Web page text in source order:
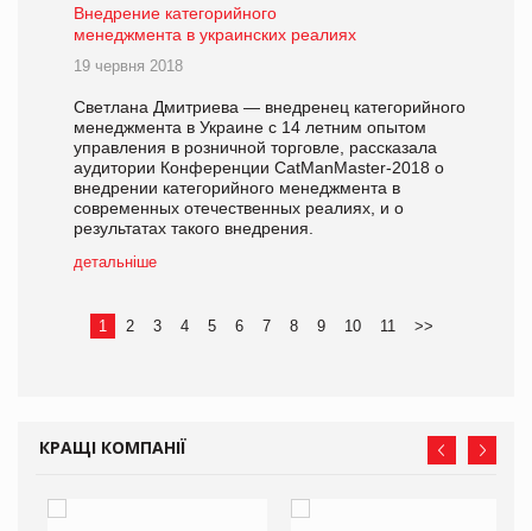
Внедрение категорийного
менеджмента в украинских реалиях
19 червня 2018
Светлана Дмитриева — внедренец категорийного
менеджмента в Украине с 14 летним опытом
управления в розничной торговле, рассказала
аудитории Конференции CatManMaster-2018 о
внедрении категорийного менеджмента в
современных отечественных реалиях, и о
результатах такого внедрения.
детальніше
1 2 3 4 5 6 7 8 9 10 11 >>
КРАЩІ КОМПАНІЇ